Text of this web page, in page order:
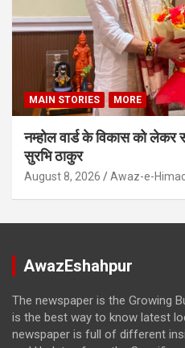
MAIN STORIES MORE
नम्होल वार्ड के विकास को लेकर
सुरभि ठाकुर
August 8, 2026 Awaz-e-
AwazEshahpur
The newspaper is the Growing
is the best way to know latest
newspaper is full of different